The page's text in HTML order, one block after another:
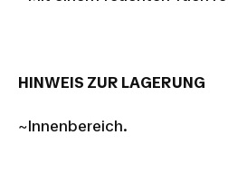
HINWEIS ZUR LAGERUNG
~Innenbereich.